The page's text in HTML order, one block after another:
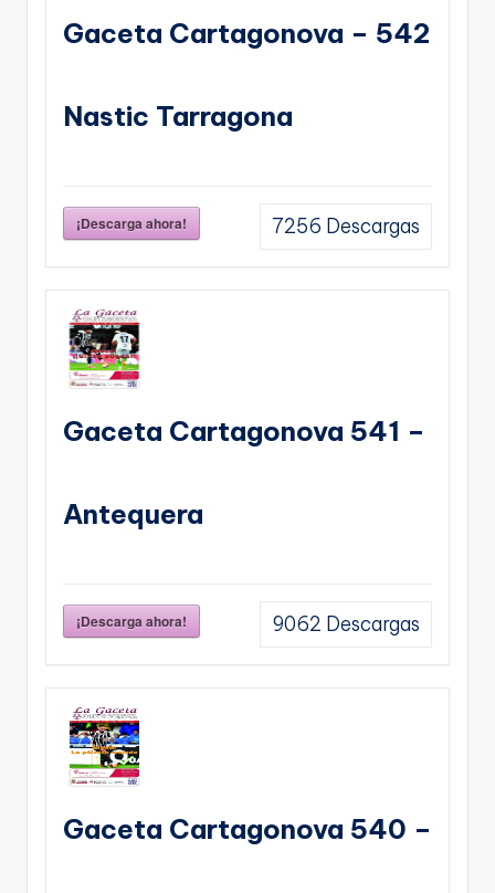
Gaceta Cartagonova – 542
Nastic Tarragona
¡Descarga ahora! 7256 Descargas
Gaceta Cartagonova 541 –
Antequera
¡Descarga ahora! 9062 Descargas
Gaceta Cartagonova 540 –